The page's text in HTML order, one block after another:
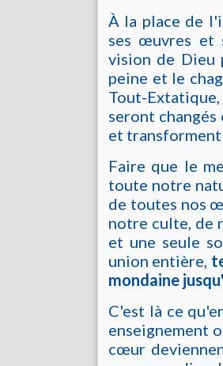
À la place de
ses œuvres et
vision de Dieu
peine et le
Tout-
seront
et
Faire que le
toute notre
de toutes nos
notre culte, de
et une seule
union entière,
mondaine
C'est là ce
enseignement
cœur